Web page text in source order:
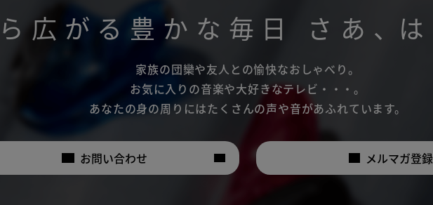
広がる豊かな毎日 さあ 、
家族の団欒や友人との愉快なおしゃべり。
お気に入りの音楽や大好きなテレビ・・・。
あなたの身の周りにはたくさんの声や音があふれています。
お問い合わせ メルマガ登録